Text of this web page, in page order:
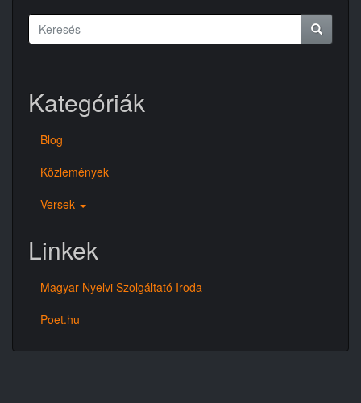
Keresés
űrlap
Kategóriák
Blog
Közlemények
Versek
Linkek
Magyar Nyelvi Szolgáltató Iroda
Poet.hu